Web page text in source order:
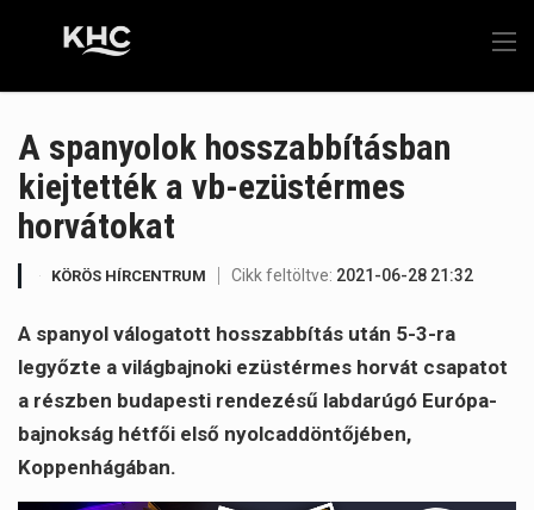
A spanyolok hosszabbításban
kiejtették a vb-ezüstérmes
horvátokat
KÖRÖS HÍRCENTRUM Cikk feltöltve: 2021-06-28 21:32
A spanyol válogatott hosszabbítás után 5-3-ra
legyőzte a világbajnoki ezüstérmes horvát csapatot
a részben budapesti rendezésű labdarúgó Európa-
bajnokság hétfői első nyolcaddöntőjében,
Koppenhágában.